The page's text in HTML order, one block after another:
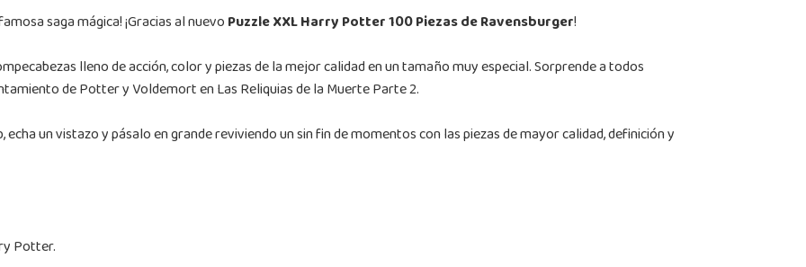
saga mágica! ¡Gracias al nuevoPuzzle XXL Harry Potter 100 Piezas de Ravensburger!
lleno de acción, color y piezas de la mejor calidad en un tamaño muy especial. Sorprende a todos
de Potter y Voldemort en Las Reliquias de la Muerte Parte 2.
un vistazo y pásalo en grande reviviendo un sin fin de momentos con las piezas de mayor calidad, definición y
Potter.